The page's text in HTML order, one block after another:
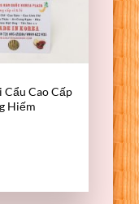
Cẩu Cao Cấp
Hiếm